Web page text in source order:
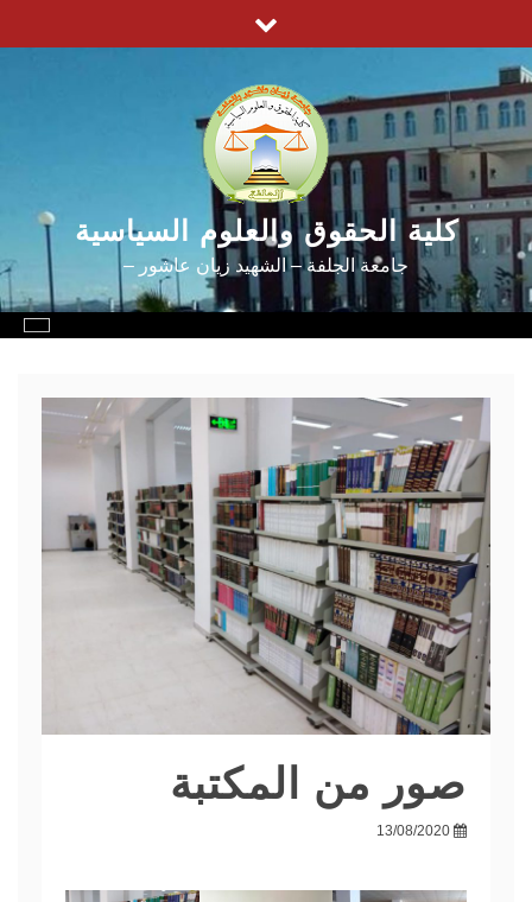
to
content
كلية الحقوق والعلوم السياسية
جامعة الجلفة – الشهيد زيان عاشور –
صور من المكتبة
13/08/2020